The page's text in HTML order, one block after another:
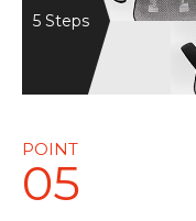
5 Steps
POINT
05